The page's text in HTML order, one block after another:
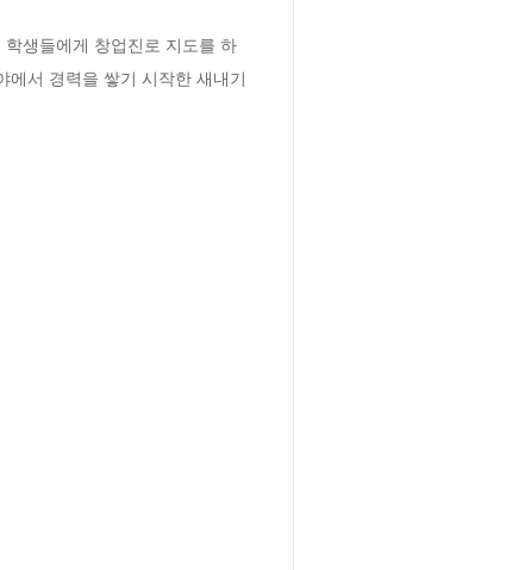
생들에게 창업진로 지도를 하
에서 경력을 쌓기 시작한 새내기